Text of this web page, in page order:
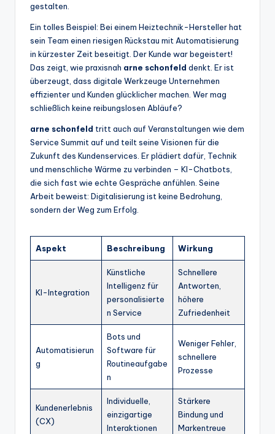
gestalten.
Ein tolles Beispiel: Bei einem Heiztechnik-Hersteller hat
sein Team einen riesigen Rückstau mit Automatisierung
in kürzester Zeit beseitigt. Der Kunde war begeistert!
Das zeigt, wie praxisnah arne schonfeld denkt. Er ist
überzeugt, dass digitale Werkzeuge Unternehmen
effizienter und Kunden glücklicher machen. Wer mag
schließlich keine reibungslosen Abläufe?
arne schonfeld tritt auch auf Veranstaltungen wie dem
Service Summit auf und teilt seine Visionen für die
Zukunft des Kundenservices. Er plädiert dafür, Technik
und menschliche Wärme zu verbinden – KI-Chatbots,
die sich fast wie echte Gespräche anfühlen. Seine
Arbeit beweist: Digitalisierung ist keine Bedrohung,
sondern der Weg zum Erfolg.
Aspekt Beschreibung Wirkung
KI-Integration
Künstliche
Intelligenz für
personalisierte
n Service
Schnellere
Antworten,
höhere
Zufriedenheit
Automatisierun
g
Bots und
Software für
Routineaufgabe
n
Weniger Fehler,
schnellere
Prozesse
Kundenerlebnis
(CX)
Individuelle,
einzigartige
Interaktionen
Stärkere
Bindung und
Markentreue